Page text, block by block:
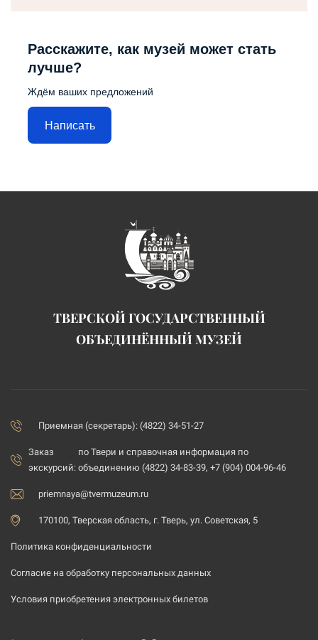
Расскажите, как музей может стать
лучше?
Ждём ваших предложений
Написать
ТВЕРСКОЙ ГОСУДАРСТВЕННЫЙ
ОБЪЕДИНЁННЫЙ МУЗЕЙ
Приемная (секретарь): (4822) 34-51-27
Заказ
экскурсий:
по Твери и справочная информация по
объединению (4822) 34-83-39, +7 (904) 004-96-46
priemnaya@tvermuzeum.ru
170100, Тверская область, г. Тверь, ул. Советская, 5
Политика конфиденциальности
Согласие на обработку персональных данных
Условия приобретения электронных билетов